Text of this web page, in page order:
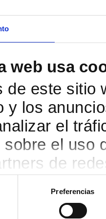
web usa
de este sitio
y los
el
sobre el uso
de
Preferencias